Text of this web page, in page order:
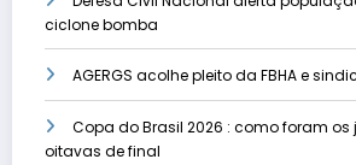
ciclone bomba
AGERGS acolhe pleito da FBHA e
Copa do Brasil 2026 : como foram
oitavas de final